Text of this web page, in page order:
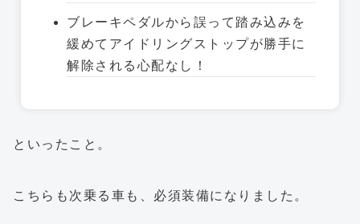
ブレーキペダルから誤って踏み込みを
緩めてアイドリングストップが勝手に
解除される心配なし！
といったこと。
こちらも次乗る車も、必須装備になりました。